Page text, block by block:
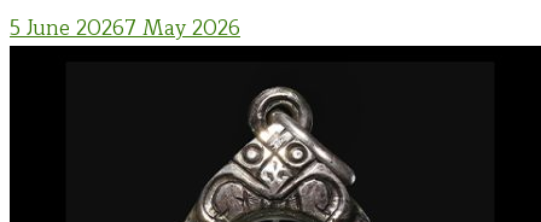
5 June 20267 May 2026